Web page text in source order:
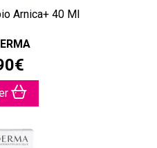
Arnica+ 40 Ml
€